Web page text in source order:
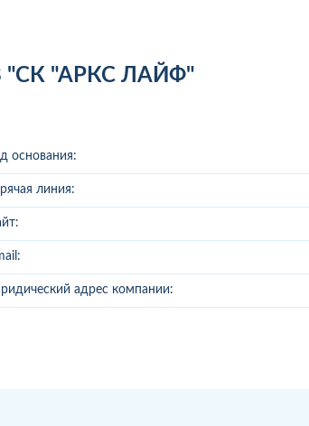
"СК "АРКС ЛАЙФ"
основания:
линия:
адрес компании: